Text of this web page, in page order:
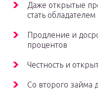
Даже открытые
стать
Продление и
процентов
Честность и
Со второго займа